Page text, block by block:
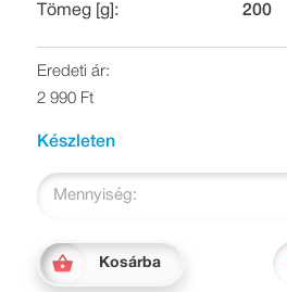
Tömeg [g]:
200
Eredeti ár:
2 990 Ft
Készleten
Mennyiség:
Kosárba